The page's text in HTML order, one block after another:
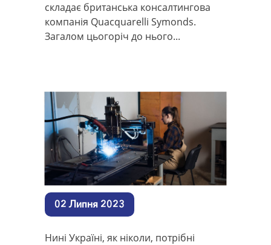
складає британська консалтингова
компанія Quacquarelli Symonds.
Загалом цьогоріч до нього...
02 Липня 2023
Нині Україні, як ніколи, потрібні